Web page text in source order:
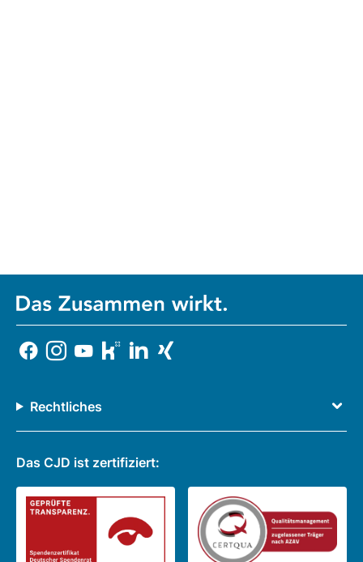
Rechtliches
Das CJD ist zertifiziert: